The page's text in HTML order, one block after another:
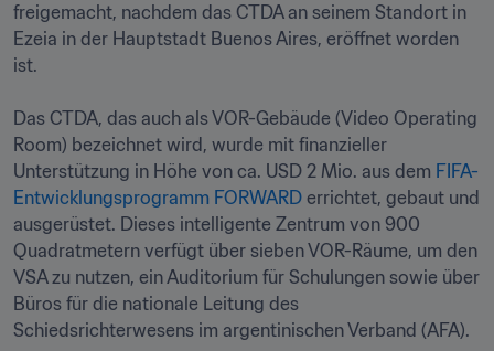
freigemacht, nachdem das CTDA an seinem Standort in
Ezeia in der Hauptstadt Buenos Aires, eröffnet worden
ist.
Das CTDA, das auch als VOR-Gebäude (Video Operating
Room) bezeichnet wird, wurde mit finanzieller
Unterstützung in Höhe von ca. USD 2 Mio. aus dem FIFA-
Entwicklungsprogramm FORWARD errichtet, gebaut und
ausgerüstet. Dieses intelligente Zentrum von 900
Quadratmetern verfügt über sieben VOR-Räume, um den
VSA zu nutzen, ein Auditorium für Schulungen sowie über
Büros für die nationale Leitung des
Schiedsrichterwesens im argentinischen Verband (AFA).